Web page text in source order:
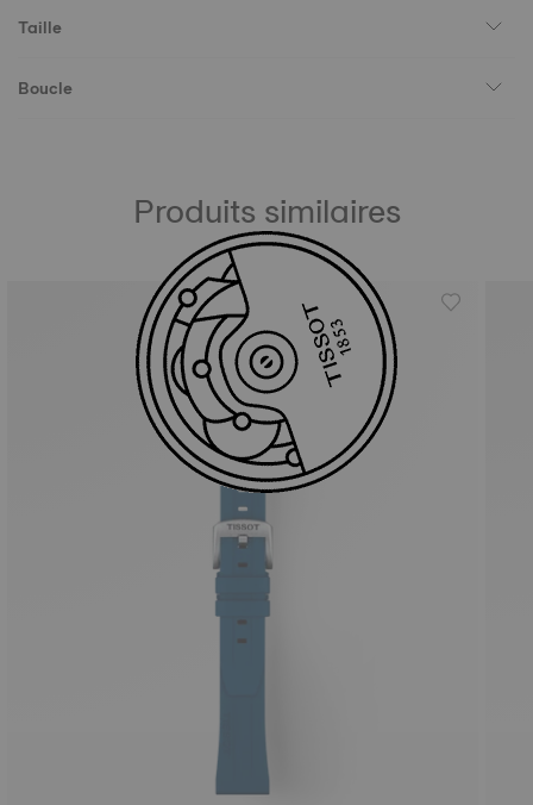
Taille
Boucle
Produits similaires